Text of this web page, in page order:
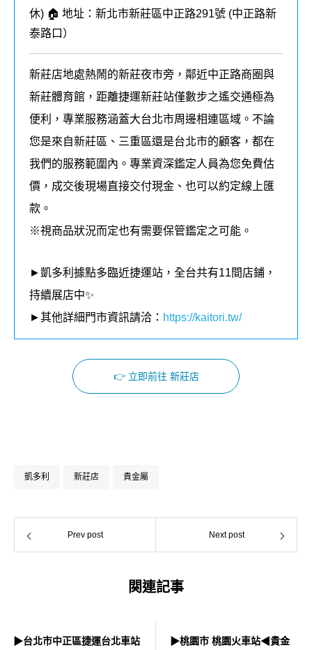
休) 🏠 地址：新北市新莊區中正路291號 (中正路新
泰路口 ）
新莊店地處熱鬧的新莊夜市旁，鄰近中正路商圈與
新莊體育館，距離捷運新莊站僅數步之遙交通極為
便利，專業服務涵蓋大台北市周邊相連區域。不論
您是來自新莊區、三重區還是台北市的顧客，都在
我們的服務範圍內 。 專業資深鑑定人員為您免費估
價，成交後現場直接交付現金、也可以約定線上匯
款。
※視商品狀況而定也有需要保管鑑定之可能。
►凱多利據點多臨近捷運站，全台共有11間店鋪，
持續展店中✨
►其他詳細門市資訊請洽： https://kaitori.tw/
👉 立即前往 新莊店
凱多利 新莊店 貴金屬
Prev post Next post
関連記事
▶台北市中正區捷運台北車站
▶桃園市 桃園火車站◀貴金